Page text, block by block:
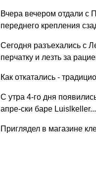
Вчера вечером отдали с
переднего крепления
Сегодня разъехались с
перчатку и лезть за
Как откатались -
С утра 4-го дня
апре-ски баре Luislkeller...
Приглядел в магазине